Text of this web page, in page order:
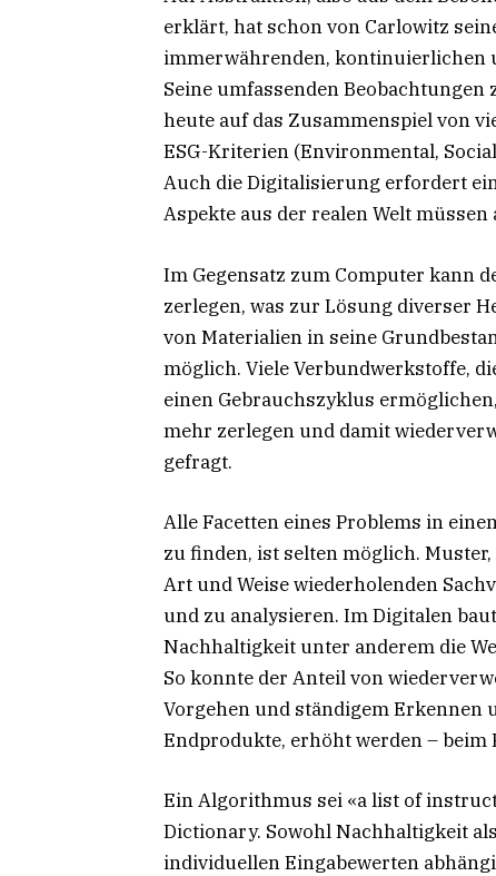
erklärt, hat schon von Carlowitz
immerwährenden, kontinuierlichen
Seine umfassenden
heute auf das Zusammenspiel von
ESG-Kriterien (Environmental,
Auch die Digitalisierung erfordert
Aspekte aus der realen Welt
Im Gegensatz zum Computer kann
zerlegen, was zur Lösung diverser
von Materialien in seine
möglich. Viele Verbundwerkstoffe,
einen Gebrauchszyklus
mehr zerlegen und damit
gefragt.
Alle Facetten eines Problems in
zu finden, ist selten möglich.
Art und Weise wiederholenden
und zu analysieren. Im Digitalen
Nachhaltigkeit unter anderem die
So konnte der Anteil von
Vorgehen und ständigem
Endprodukte, erhöht werden – beim
Ein Algorithmus sei «a list of
Dictionary. Sowohl Nachhaltigkeit
individuellen Eingabewerten